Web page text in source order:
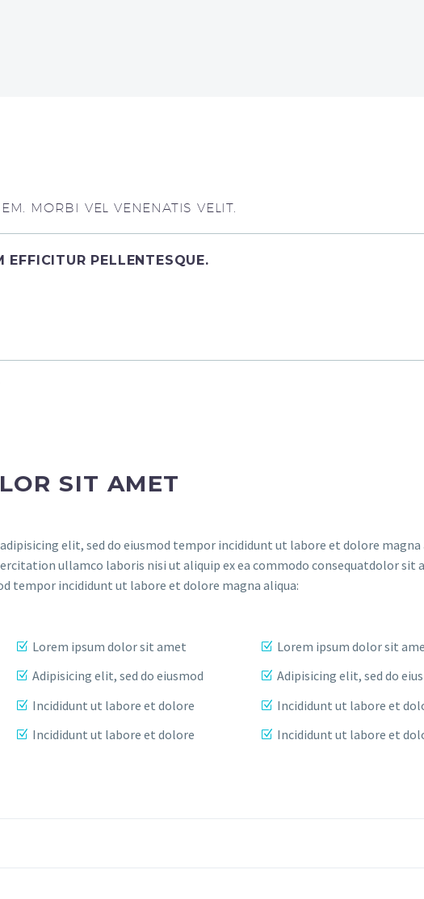
MORBI VEL VENENATIS VELIT.
PELLENTESQUE.
SIT AMET
elit, sed do eiusmod tempor incididunt ut labore et dolore magna
ullamco laboris nisi ut aliquip ex ea commodo consequatdolor sit
tempor incididunt ut labore et dolore magna aliqua:
Lorem ipsum dolor sit amet
Adipisicing elit, sed do eiusmod
Incididunt ut labore et dolore
Incididunt ut labore et dolore
Lorem ipsum dolor sit
Adipisicing elit, sed do
Incididunt ut labore et
Incididunt ut labore et